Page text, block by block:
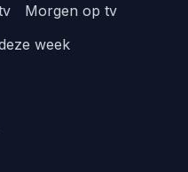
Morgen op tv
week